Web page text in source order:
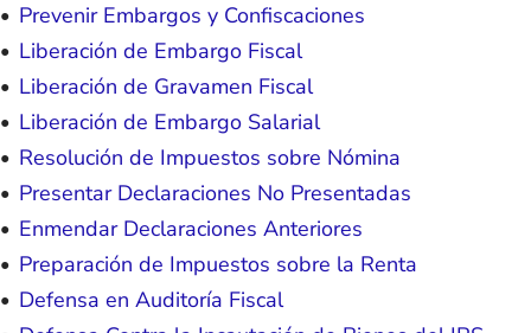
Prevenir Embargos y Confiscaciones
Liberación de Embargo Fiscal
Liberación de Gravamen Fiscal
Liberación de Embargo Salarial
Resolución de Impuestos sobre Nómina
Presentar Declaraciones No Presentadas
Enmendar Declaraciones Anteriores
Preparación de Impuestos sobre la Renta
Defensa en Auditoría Fiscal